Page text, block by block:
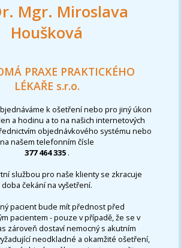
Mgr. Miroslava
Houšková
PRAXE PRAKTICKÉHO
LÉKAŘE s.r.o.
k ošetření nebo pro jiný úkon
a hodinu a to na našich internetových
objednávkového systému nebo
na našem telefonním čísle
377 464 335 .
službou pro naše klienty se zkracuje
doba čekání na vyšetření.
pacient bude mít přednost před
pacientem - pouze v případě, že se v
zároveň dostaví nemocný s akutním
neodkladné a okamžité ošetření,